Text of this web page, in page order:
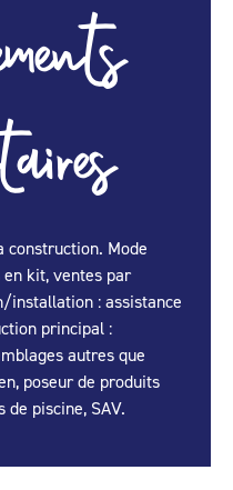
construction. Mode
kit, ventes par
installation : assistance
principal :
autres que
poseur de produits
piscine, SAV.